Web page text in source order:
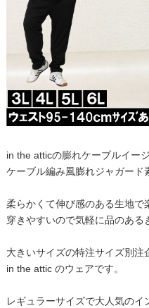
in the atticの膨れケーブルイー
ケーブル編み風膨れジャガード
柔らかくて伸び感のある生地で
穿きやすいので気軽に品のある
大きいサイズの特注サイズ別注
in the attic のウェアです。
レギュラーサイズで大人気のイ